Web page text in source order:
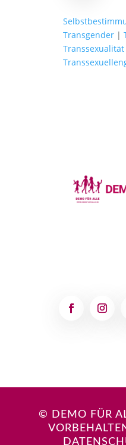
Transgender|
Transsexualität
© DEMO FÜR